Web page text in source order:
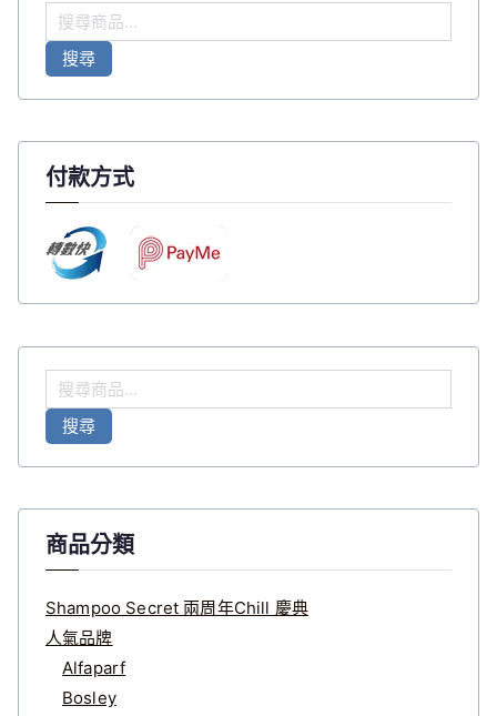
搜
尋
搜尋
付款方式
搜
尋
搜尋
商品分類
Shampoo Secret 兩周年Chill 慶典
人氣品牌
Alfaparf
Bosley